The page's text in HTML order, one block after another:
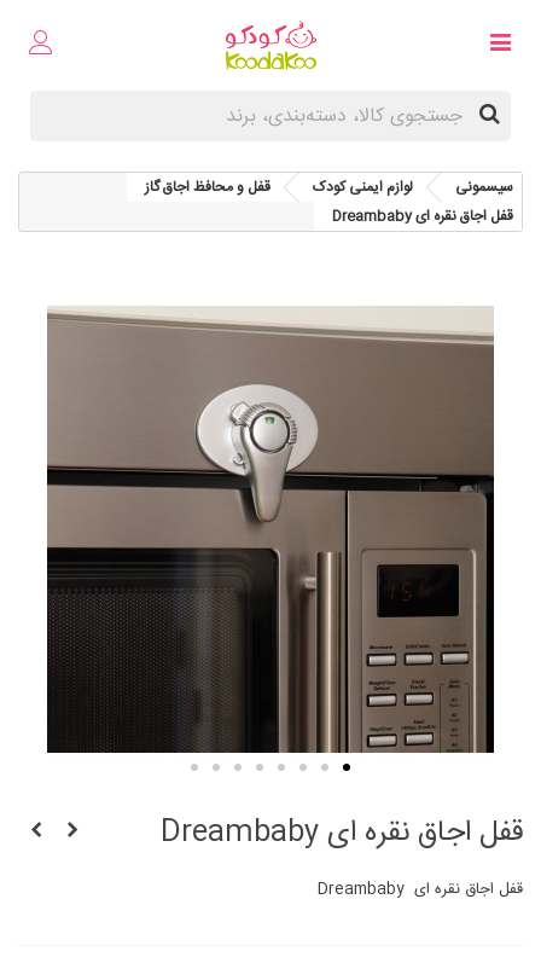
سیسمونی لوازم ایمنی کودک
قفل و محافظ اجاق گاز
قفل اجاق نقره ای Dreambaby
قفل اجاق نقره ای Dreambaby
قفل اجاق نقره ای Dreambaby